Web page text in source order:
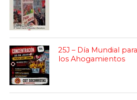
25J – Día Mundial
los Ahogamientos